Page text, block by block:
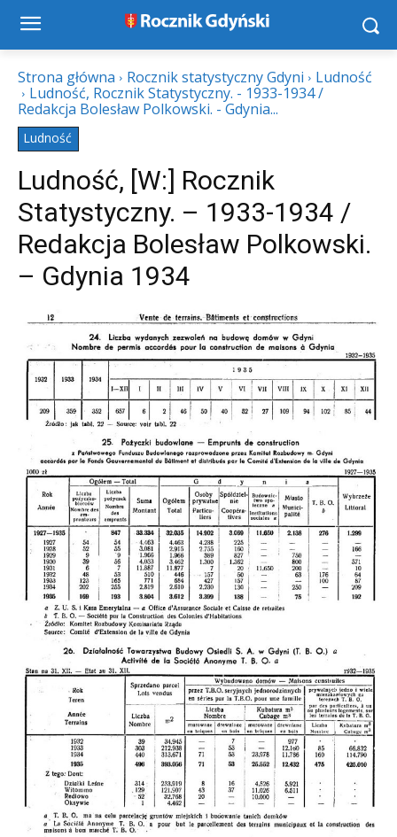
Strona główna Rocznik statystyczny Gdyni
Ludność
Ludność, Rocznik Statystyczny. - 1933-1934 /
Redakcja Bolesław Polkowski. - Gdynia...
Ludność
Ludność, [W:] Rocznik
Statystyczny. – 1933-1934 /
Redakcja Bolesław Polkowski.
– Gdynia 1934